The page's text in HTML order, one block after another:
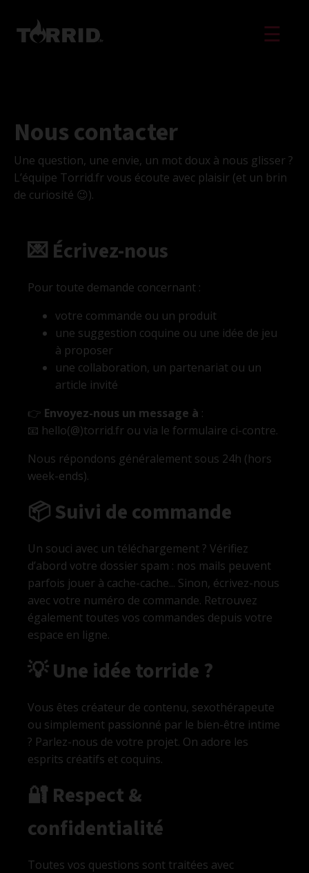
☰
Nous contacter
Une question, une envie, un mot doux à nous glisser ?
L’équipe Torrid.fr vous écoute avec plaisir (et un brin
de curiosité 😉).
💌 Écrivez-nous
Pour toute demande concernant :
votre commande ou un produit
une suggestion coquine ou une idée de jeu
à proposer
une collaboration, un partenariat ou un
article invité
👉 Envoyez-nous un message à :
📧 hello(@)torrid.fr ou via le formulaire ci-contre.
Nous répondons généralement sous 24h (hors
week-ends).
📦 Suivi de commande
Un souci avec un téléchargement ? Vérifiez
d’abord votre dossier spam : nos mails peuvent
parfois jouer à cache-cache... Sinon, écrivez-nous
avec votre numéro de commande. Retrouvez
également toutes vos commandes depuis votre
espace en ligne.
💡 Une idée torride ?
Vous êtes créateur de contenu, sexothérapeute
ou simplement passionné par le bien-être intime
? Parlez-nous de votre projet. On adore les
esprits créatifs et coquins.
🔐 Respect &
confidentialité
Toutes vos questions sont traitées avec